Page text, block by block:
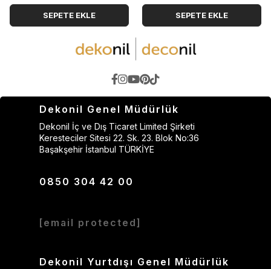
SEPETE EKLE SEPETE EKLE
Dekonil Genel Müdürlük
Dekonil İç ve Dış Ticaret Limited Şirketi
Keresteciler Sitesi 22. Sk. 23. Blok No:36
Başakşehir İstanbul TÜRKİYE
0850 304 42 00
[email protected]
Dekonil Yurtdışı Genel Müdürlük